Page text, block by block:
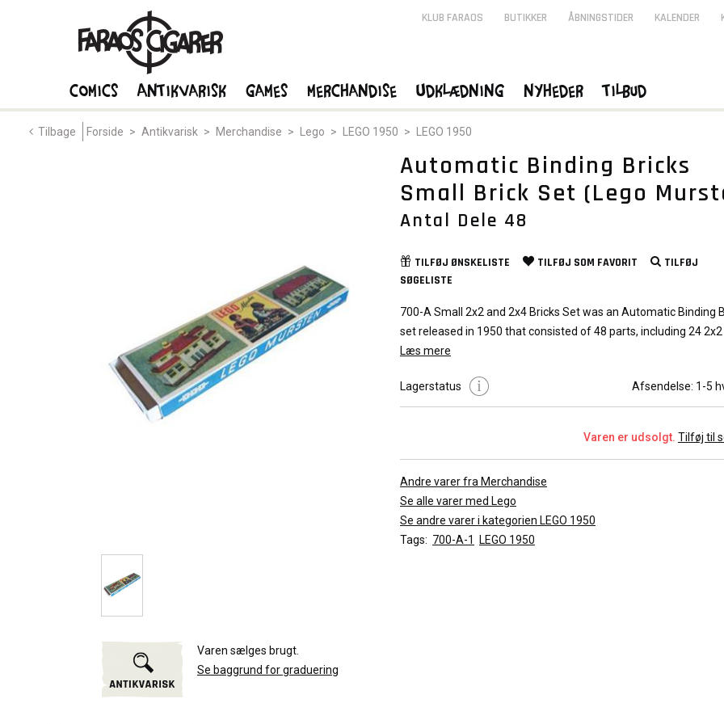
Tilbage Forside > Antikvarisk > Merchandise > Lego > LEGO 1950 > LEGO 1950
Varen sælges brugt.
Se baggrund for graduering
Automatic Binding Bricks
Small Brick Set (Lego
Antal Dele 48
TILFØJ ØNSKELISTE TILFØJ SOM FAVORIT
TILFØJ
SØGELISTE
700-A Small 2x2 and 2x4 Bricks Set was an Automatic Binding
set released in 1950 that consisted of 48 parts, including 24 2x2
and 2x4 bricks in 4 different colors. This set was manufactured
Automatic Binding Bricks to LEGO Mursten. This set was
Denmark, Norway and Sweden.
Læs mere
Lagerstatus Afsendelse: 1-5
Varen er udsolgt. Tilføj til
Andre varer fra Merchandise
Se alle varer med Lego
Se andre varer i kategorien LEGO 1950
Tags: 700-A-1 LEGO 1950
KLUB FARAOS BUTIKKER ÅBNINGSTIDER KALENDER
Comics Antikvarisk Games Merchandise Udklædning Nyheder Tilbud